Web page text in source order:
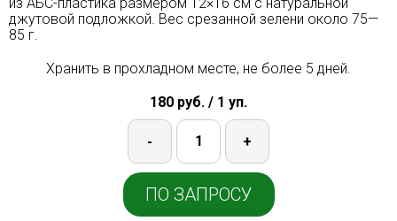
джутовой подложкой. Вес срезанной зелени около 75—
85 г.
Хранить в прохладном месте, не более 5 дней.
180 руб. / 1 уп.
- +
ПО ЗАПРОСУ